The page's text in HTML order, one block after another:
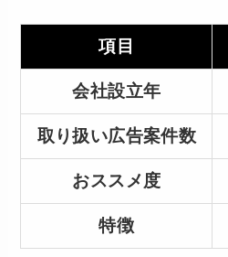
項目
会社設立年
取り扱い広告案件数
おススメ度
特徴